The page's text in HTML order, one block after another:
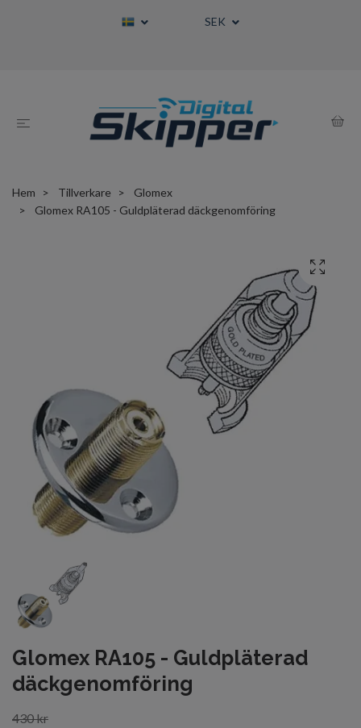
SEK
Hem Tillverkare
Glomex
Glomex RA105 - Guldpläterad däckgenomföring
Glomex RA105 - Guldpläterad
däckgenomföring
430 kr